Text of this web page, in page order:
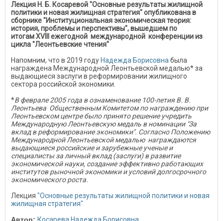
Лекция Н. Б. Косаревой "Основные результаты жилищной
политики и новая жилищная стратегия" опубликована в
сборнике "Институциональная экономическая теория:
история, проблемы и перспективы", вышедшем по
итогам XVIII ежегодной международной конференции из
цикла "Леонтьевские чтения"
Напомним, что в 2019 году Надежда Борисовна была
награждена Международной Леонтьевской медалью* за
выдающиеся заслуги в реформировании жилищного
сектора российской экономики.
*В феврале 2005 года в ознаменование 100-летия В. В.
Леонтьева Общественным Комитетом по награждению при
Леонтьевском центре было принято решение учредить
Международную Леонтьевскую медаль в номинации "За
вклад в реформирование экономики". Согласно Положению
Международной Леонтьевской медалью награждаются
выдающиеся российские и зарубежные ученые и
специалисты за личный вклад (заслуги) в развитие
экономической науки, создание эффективно работающих
институтов рыночной экономики и условий долгосрочного
экономического роста.
Лекция "Основные результаты жилищной политики и новая
жилищная стратегия"